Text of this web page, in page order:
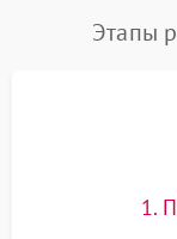
Этапы
1.